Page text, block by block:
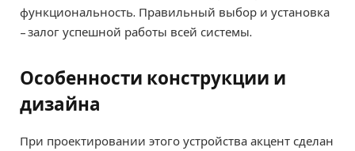
функциональность. Правильный выбор и установка
– залог успешной работы всей системы.
Особенности конструкции и
дизайна
При проектировании этого устройства акцент сделан